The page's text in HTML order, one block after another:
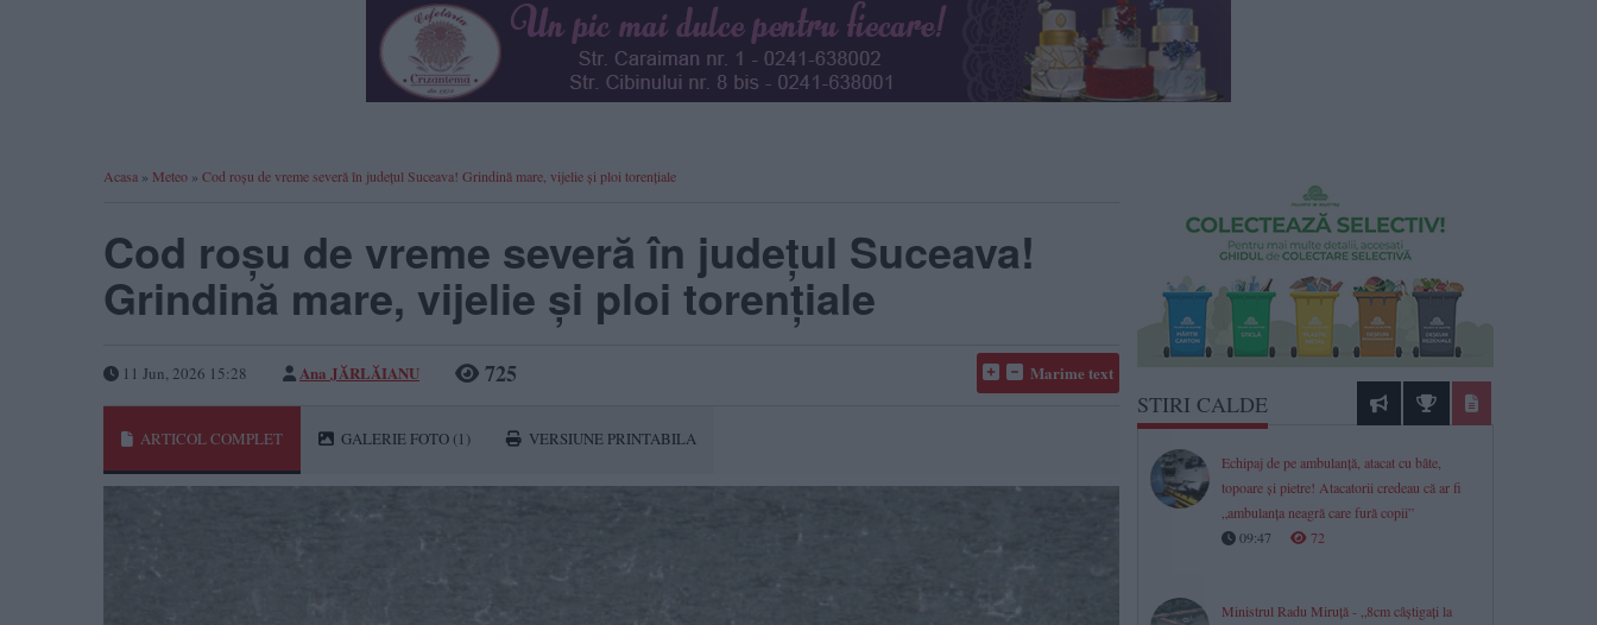
Acasa » Meteo » Cod roșu de vreme severă în județul Suceava! Grindină mare, vijelie și ploi torențiale
Cod roșu de vreme severă în județul Suceava!
Grindină mare, vijelie și ploi torențiale
11 Jun, 2026 15:28 Ana JĂRLĂIANU 725 Marime text
ARTICOL COMPLET GALERIE FOTO (1) VERSIUNE PRINTABILA
STIRI CALDE
Echipaj de pe ambulanță, atacat cu bâte,
topoare şi pietre! Atacatorii credeau că ar fi
„ambulanţa neagră care fură copii”
09:47
72
Ministrul Radu Miruță - „8cm câștigați la